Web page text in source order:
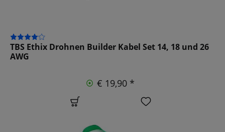
TBS Ethix Drohnen Builder Kabel Set 14, 18 und 26
AWG
€ 19,90 *